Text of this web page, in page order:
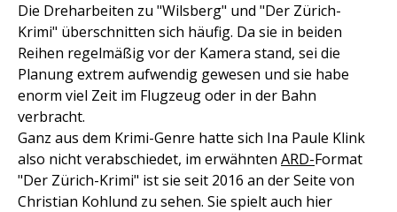
Die Dreharbeiten zu "Wilsberg" und "Der Zürich-
Krimi" überschnitten sich häufig. Da sie in beiden
Reihen regelmäßig vor der Kamera stand, sei die
Planung extrem aufwendig gewesen und sie habe
enorm viel Zeit im Flugzeug oder in der Bahn
verbracht.
Ganz aus dem Krimi-Genre hatte sich Ina Paule Klink
also nicht verabschiedet, im erwähnten ARD-Format
"Der Zürich-Krimi" ist sie seit 2016 an der Seite von
Christian Kohlund zu sehen. Sie spielt auch hier